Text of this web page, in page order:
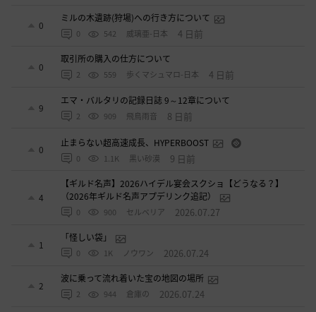
0
ミルの木遺跡(狩場)への行き方について
0 542 威璃亜-日本 4 日前
0
取引所の購入の仕方について
2 559 歩くマシュマロ-日本 4 日前
9
エマ・バルタリの記録日誌 9～12章について
2 909 飛鳥雨音 8 日前
0
止まらない超高速成長、HYPERBOOST
0 1.1K 黒い砂漠 9 日前
4
【ギルド名声】2026ハイデル宴会スクショ【どうなる？】
（2026年ギルド名声アプデリンク追記）
0 900 セルベリア 2026.07.27
1
「怪しい袋」
0 1K ノウワン 2026.07.24
2
波に乗って流れ着いた宝の地図の場所
2 944 倉庫の 2026.07.24